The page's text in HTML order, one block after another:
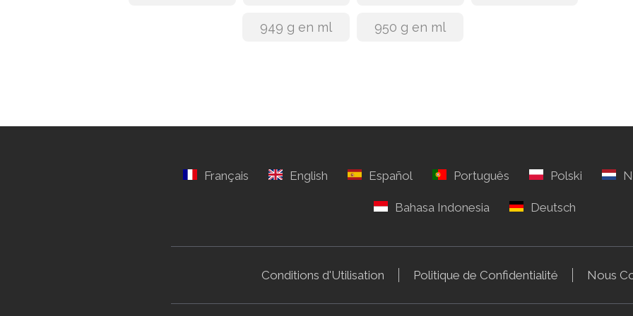
949 g en ml 950 g en ml
Conditions d'Utilisation Politique de Confidentialité Nous